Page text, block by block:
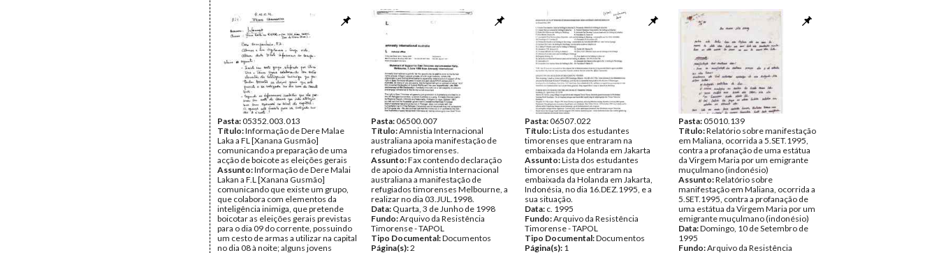
Documentos
Página(s):2
Tipo Documental:Documentos
Página(s):
Pasta:05352.003.013
Título:Informação de Dere Malae
Laka a FL [Xanana Gusmão]
comunicando a preparação de uma
acção de boicote as eleições gerais
Assunto:Informação de Dere Malai
Lakan a F.L [Xanana Gusmão]
comunicando que existe um grupo,
que colabora com elementos da
inteligência inimiga, que pretende
boicotar as eleições gerais previstas
para o dia 09 do corrente, possuindo
um cesto de armas a utilizar na capital
no dia 08 à noite; alguns jovens
Pasta:06500.007
Título:Amnistia Internacional
australiana apoia manifestação de
refugiados timorenses.
Assunto:Fax contendo declaração
de apoio da Amnistia Internacional
australiana a manifestação de
refugiados timorenses Melbourne, a
realizar no dia 03.JUL.1998.
Data: Quarta, 3 de Junho de 1998
Fundo:Arquivo da Resistência
Timorense - TAPOL
Tipo Documental:Documentos
Página(s):2
Pasta:06507.022
Título:Lista dos estudantes
timorenses que entraram na
embaixada da Holanda em Jakarta
Assunto:Lista dos estudantes
timorenses que entraram na
embaixada da Holanda em Jakarta,
Indonésia, no dia 16.DEZ.1995, e a
sua situação.
Data: c. 1995
Fundo:Arquivo da Resistência
Timorense - TAPOL
Tipo Documental:Documentos
Página(s): 1
Pasta:05010.139
Título:Relatório sobre manifestação
em Maliana, ocorrida a 5.SET.1995,
contra a profanação de uma estátua
da Virgem Maria por um emigrante
muçulmano (indonésio)
Assunto:Relatório sobre
manifestação em Maliana, ocorrida a
5.SET.1995, contra a profanação de
uma estátua da Virgem Maria por um
emigrante muçulmano (indonésio)
Data:Domingo, 10 de Setembro de
1995
Fundo:Arquivo da Resistência